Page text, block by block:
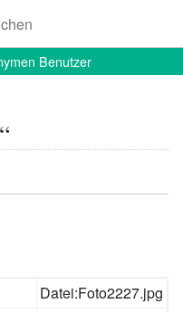
Benutzer
Datei:Foto2227.jpg